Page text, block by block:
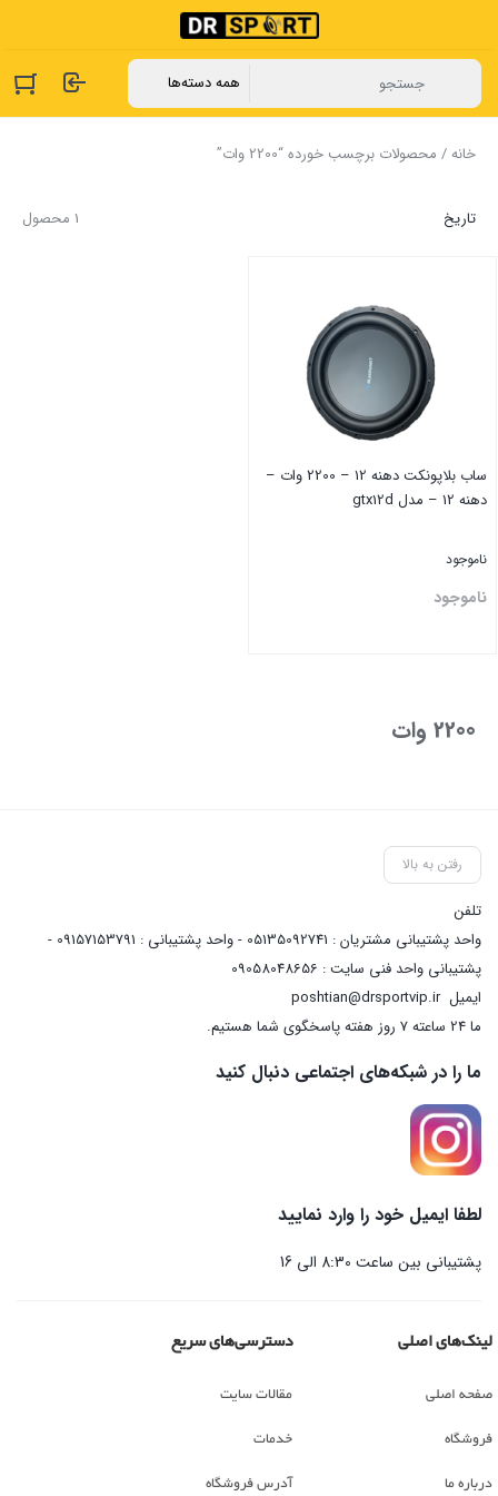
خانه/ محصولات برچسب خورده “2200 وات”
1 محصول تاریخ
ساب بلاپونکت دهنه 12 – 2200 وات –
دهنه 12 – مدل gtx12d
ناموجود
ناموجود
2200 وات
رفتن به بالا
تلفن
واحد پشتیبانی مشتریان : 05135092741 - واحد پشتیبانی : 09157153791 -
پشتیبانی واحد فنی سایت : 09058048656
ایمیلposhtian@drsportvip.ir
ما 24 ساعته 7 روز هفته پاسخگوی شما هستیم.
ما را در شبکه‌های اجتماعی دنبال کنید
لطفا ایمیل خود را وارد نمایید
پشتیبانی بین ساعت 8:30 الی 16
لینک‌های اصلی
صفحه اصلی
فروشگاه
درباره ما
دسترسی‌های سریع
مقالات سایت
خدمات
آدرس فروشگاه